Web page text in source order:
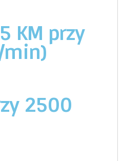
KM przy
min)
2500